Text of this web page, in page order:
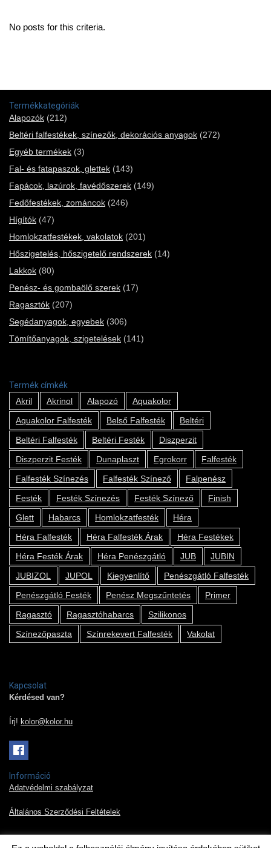
No posts for this criteria.
Termékkategóriák
Alapozók (212)
Beltéri falfestékek, színezők, dekorációs anyagok (272)
Egyéb termékek (3)
Fal- és fatapaszok, glettek (143)
Fapácok, lazúrok, favédőszerek (149)
Fedőfestékek, zománcok (246)
Hígítók (47)
Homlokzatfestékek, vakolatok (201)
Hőszigetelés, hőszigetelő rendszerek (14)
Lakkok (80)
Penész- és gombaölő szerek (17)
Ragasztók (207)
Segédanyagok, egyebek (306)
Tömítőanyagok, szigetelések (141)
Termék címkék
Akril
Akrinol Alapozó
Aquakolor
Aquakolor Falfesték
Belső Falfesték
Beltéri
Beltéri Falfesték
Beltéri Festék
Diszperzit
Diszperzit Festék
Dunaplaszt Egrokorr
Falfesték
Falfesték Színezés
Falfesték Színező
Falpenész
Festék
Festék Színezés Festék Színező
Finish
Glett
Habarcs Homlokzatfesték
Héra
Héra Falfesték
Héra Falfesték Árak
Héra Festékek
Héra Festék Árak
Héra Penészgátló JUB
JUBIN
JUBIZOL
JUPOL Kiegyenlítő
Penészgátló Falfesték
Penészgátló Festék
Penész Megszűntetés
Primer
Ragasztó
Ragasztóhabarcs
Szilikonos
Színezőpaszta
Színrekevert Falfesték Vakolat
Kapcsolat
Kérdésed van?
Írj! kolor@kolor.hu
Információ
Adatvédelmi szabályzat
Általános Szerződési Feltételek